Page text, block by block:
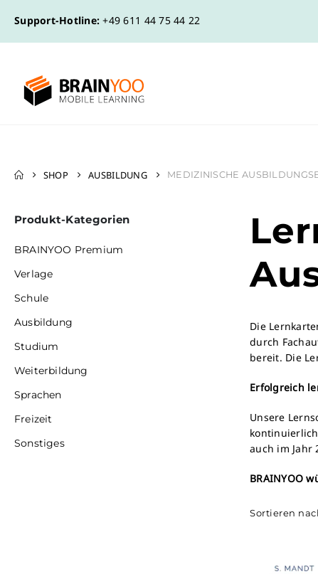
Support-Hotline: +49 611 44 75 44 22
SHOP AUSBILDUNG MEDIZINISCHE
Die
durch
bereit. Die
Erfolgreich
Unsere
auch im Jahr
BRAINYOO
Sortieren
Produkt-Kategorien
BRAINYOO Premium
Verlage
Schule
Ausbildung
Studium
Weiterbildung
Sprachen
Freizeit
Sonstiges